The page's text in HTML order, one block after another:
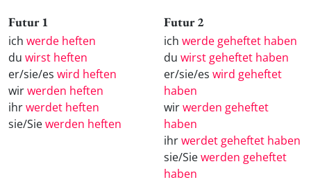
Futur 1
ich werde heften
du wirst heften
er/sie/es wird heften
wirwerden heften
ihrwerdet heften
sie/Siewerden heften
Futur 2
ich werde geheftet haben
du wirst geheftet haben
er/sie/es wird geheftet
haben
wirwerden geheftet
haben
ihrwerdet geheftet haben
sie/Siewerden geheftet
haben